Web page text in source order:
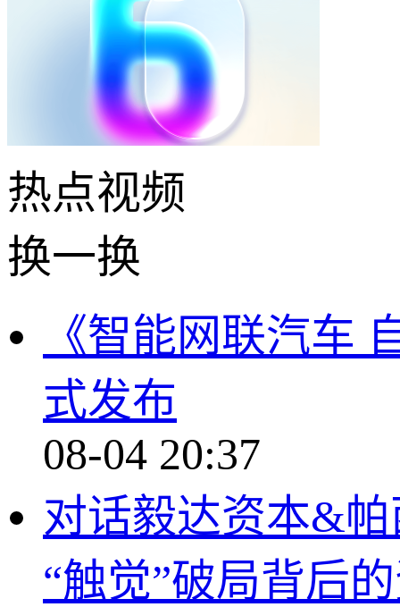
热点视频
换一换
《智能网联汽车
式发布
08-04 20:37
对话毅达资本&
“触觉”破局背后